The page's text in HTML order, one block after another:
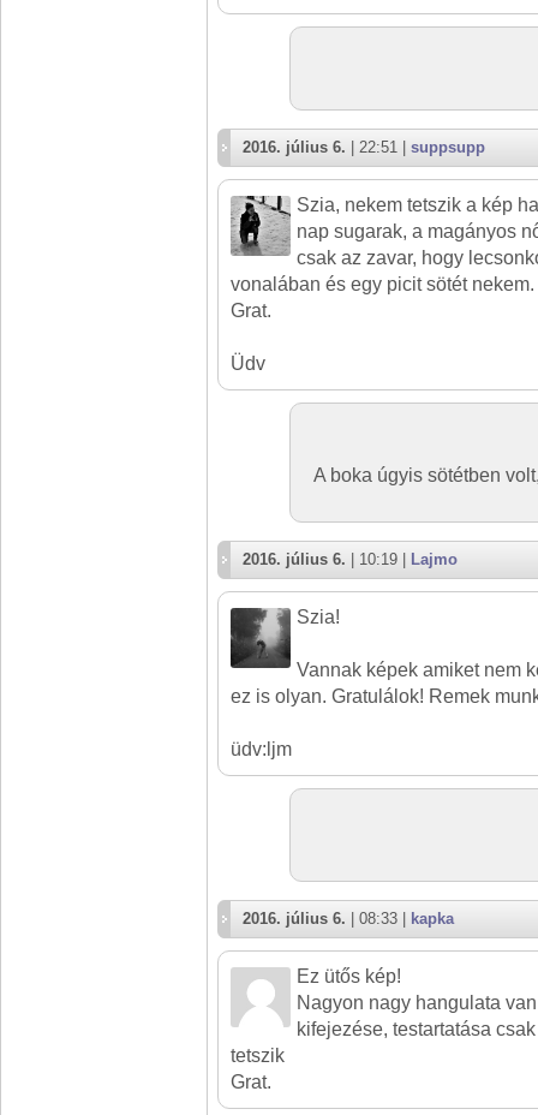
2016. július 6. | 22:51 | suppsupp
Szia, nekem tetszik a kép
nap sugarak, a magányos
csak az zavar, hogy
vonalában és egy picit sötét
Grat.
Üdv
A boka úgyis sötétben
2016. július 6. | 10:19 | Lajmo
Szia!
Vannak képek amiket nem
ez is olyan. Gratulálok! Remek
üdv:ljm
2016. július 6. | 08:33 | kapka
Ez ütős kép!
Nagyon nagy hangulata
kifejezése, testartatása
tetszik
Grat.